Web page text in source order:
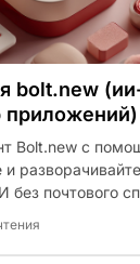
bolt.new
приложений)
Bolt.new с
и
без почтового